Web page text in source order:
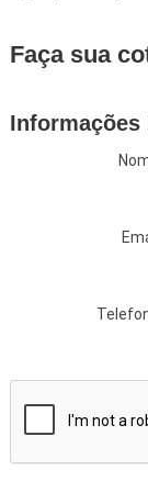
Faça sua
Informações